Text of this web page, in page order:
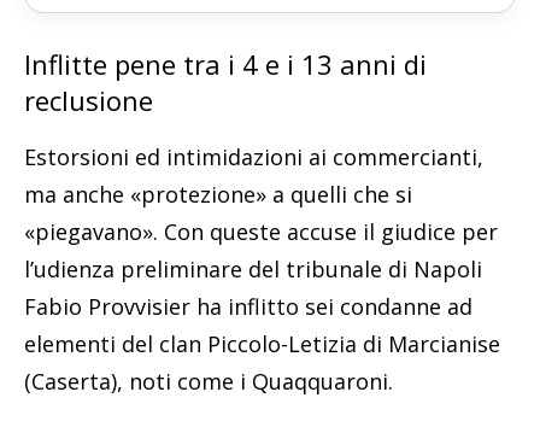
Inflitte pene tra i 4 e i 13 anni di
reclusione
Estorsioni ed intimidazioni ai commercianti,
ma anche «protezione» a quelli che si
«piegavano». Con queste accuse il giudice per
l’udienza preliminare del tribunale di Napoli
Fabio Provvisier ha inflitto sei condanne ad
elementi del clan Piccolo-Letizia di Marcianise
(Caserta), noti come i Quaqquaroni.